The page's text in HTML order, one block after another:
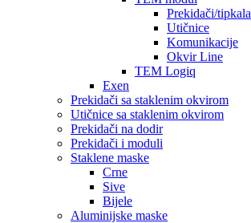
Prekidači/tipkala
Utičnice
Komunikacije
Okvir Line
TEM Logiq
Exen
Prekidači sa staklenim okvirom
Utičnice sa staklenim okvirom
Prekidači na dodir
Prekidači i moduli
Staklene maske
Crne
Sive
Bijele
Aluminijske maske